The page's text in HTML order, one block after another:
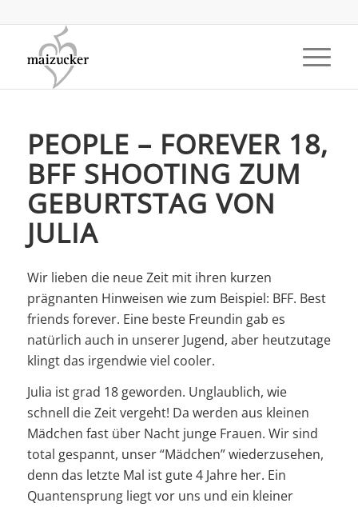
PEOPLE – FOREVER 18,
BFF SHOOTING ZUM
GEBURTSTAG VON
JULIA
Wir lieben die neue Zeit mit ihren kurzen
prägnanten Hinweisen wie zum Beispiel: BFF. Best
friends forever. Eine beste Freundin gab es
natürlich auch in unserer Jugend, aber heutzutage
klingt das irgendwie viel cooler.
Julia ist grad 18 geworden. Unglaublich, wie
schnell die Zeit vergeht! Da werden aus kleinen
Mädchen fast über Nacht junge Frauen. Wir sind
total gespannt, unser “Mädchen” wiederzusehen,
denn das letzte Mal ist gute 4 Jahre her. Ein
Quantensprung liegt vor uns und ein kleiner